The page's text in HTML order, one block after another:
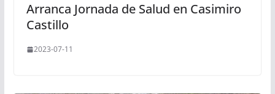
Arranca Jornada de Salud en Casimiro
Castillo
2023-07-11